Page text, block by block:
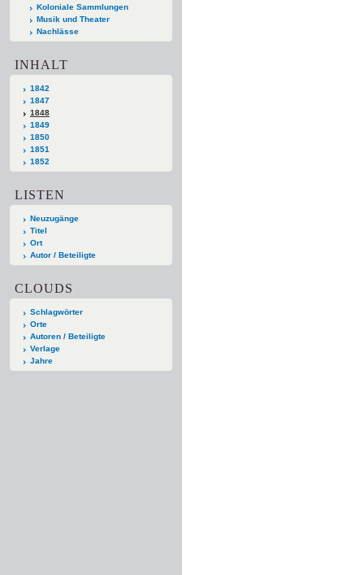
Koloniale Sammlungen
Musik und Theater
Nachlässe
INHALT
1842
1847
1848
1849
1850
1851
1852
LISTEN
Neuzugänge
Titel
Ort
Autor / Beteiligte
CLOUDS
Schlagwörter
Orte
Autoren / Beteiligte
Verlage
Jahre